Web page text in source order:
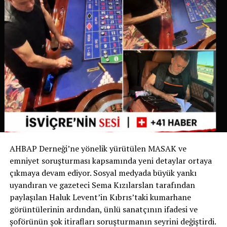
belirgin hale gelmesi üzerine belediye bu uygulamayı
yürürlüğe koyma kararı aldı.
İsviçre’de Bir İlk
İsviçre devlet televizyonu RSI‘nin haberine göre bu
uygulama yalnızca Ticino’da değil, İsviçre genelinde de
bir ilk olma özelliği taşıyor. Bugüne kadar köpek sahipleri
yalnızca dışkıyı temizlemekle yükümlüyken, Chiasso
Belediyesi bu zorunluluğu idrarı da kapsayacak şekilde
genişleten ilk belediye oldu.
Yetkililer, uygulamanın başarılı olması halinde benzer
düzenlemelerin diğer İsviçre belediyelerinde de
gündeme gelebileceğini belirtiyor.
Sizce bu uygulama tüm İsviçre’de uygulanmalı mı?
Görüşlerinizi yorumlarda paylaşabilirsiniz.
AHBAP Derneği’ne yönelik yürütülen MASAK ve
emniyet soruşturması kapsamında yeni detaylar ortaya
çıkmaya devam ediyor. Sosyal medyada büyük yankı
uyandıran ve gazeteci Sema Kızılarslan tarafından
paylaşılan Haluk Levent’in Kıbrıs’taki kumarhane
görüntülerinin ardından, ünlü sanatçının ifadesi ve
şoförünün şok itirafları soruşturmanın seyrini değiştirdi.